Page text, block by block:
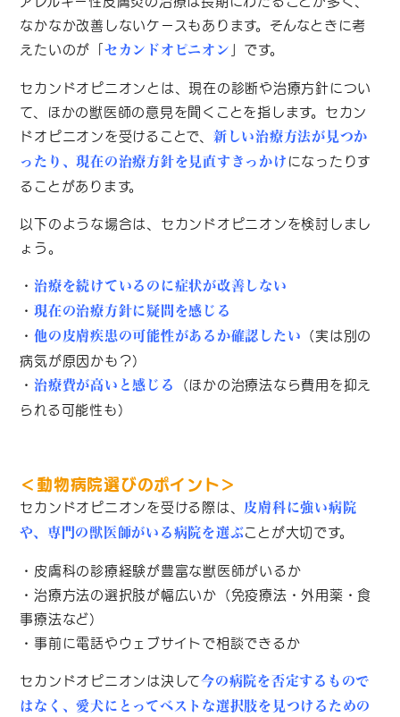
なかなか改善しないケースもあります。そんなときに考
えたいのが「セカンドオピニオン 」です。
セカンドオピニオンとは、現在の診断や治療方針につい
て、ほかの獣医師の意見を聞くことを指します。セカン
ドオピニオンを受けることで、
新しい治療方法が見つか
ったり、現在の治療方針を見直すきっかけ になったりす
ることがあります。
以下のような場合は、セカンドオピニオンを検討しまし
ょう。
・治療を続けているのに症状が改善しない
・現在の治療方針に疑問を感じる
・他の皮膚疾患の可能性があるか確認したい
（実は別の
病気が原因かも？）
・治療費が高いと感じる
（ほかの治療法なら費用を抑え
られる可能性も）
＜動物病院選びのポイント＞
セカンドオピニオンを受ける際は、
皮膚科に強い病院
や、専門の獣医師がいる病院を選ぶことが大切です。
・皮膚科の診療経験が豊富な獣医師がいるか
・治療方法の選択肢が幅広いか（免疫療法・外用薬・食
事療法など）
・事前に電話やウェブサイトで相談できるか
セカンドオピニオンは決して今の病院を否定するもので
はなく、愛犬にとってベストな選択肢を見つけるための